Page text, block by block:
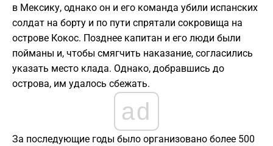
в Мексику, однако он и его команда убили испанских
солдат на борту и по пути спрятали сокровища на
острове Кокос. Позднее капитан и его люди были
пойманы и, чтобы смягчить наказание, согласились
указать место клада. Однако, добравшись до
острова, им удалось сбежать.
ad
За последующие годы было организовано более 500